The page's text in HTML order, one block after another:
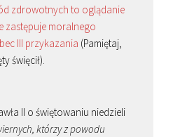
zdrowotnych to oglądanie
zastępuje moralnego
III przykazania (Pamiętaj,
święcił).
II o świętowaniu niedzieli
którzy z powodu